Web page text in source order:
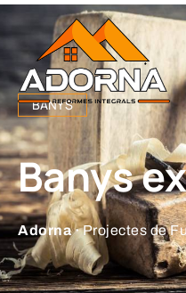
BANYS
Banys
Adorna ·Projectes de